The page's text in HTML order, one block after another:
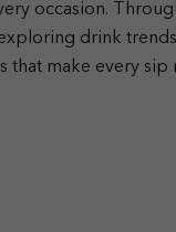
occasion.
drink
that make every sip